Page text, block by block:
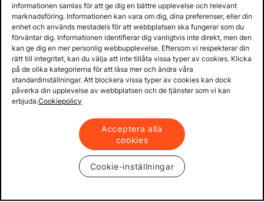
informationen samlas för att ge dig en bättre upplevelse och relevant
marknadsföring. Informationen kan vara om dig, dina preferenser, eller din
enhet och används mestadels för att webbplatsen ska fungerar som du
förväntar dig. Informationen identifierar dig vanligtvis inte direkt, men den
kan ge dig en mer personlig webbupplevelse. Eftersom vi respekterar din
rätt till integritet, kan du välja att inte tillåta vissa typer av cookies. Klicka
på de olika kategorierna för att läsa mer och ändra våra
standardinställningar. Att blockera vissa typer av cookies kan dock
påverka din upplevelse av webbplatsen och de tjänster som vi kan
erbjuda.Cookiepolicy
Acceptera alla
cookies
Cookie-inställningar